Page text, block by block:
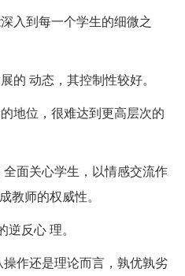
入到每一个学生的细微之
的 动态，其控制性较好。
地位，很难达到更高层次的
面关心学生，以情感交流作
教师的权威性。
反心 理。
作还是理论而言，孰优孰劣